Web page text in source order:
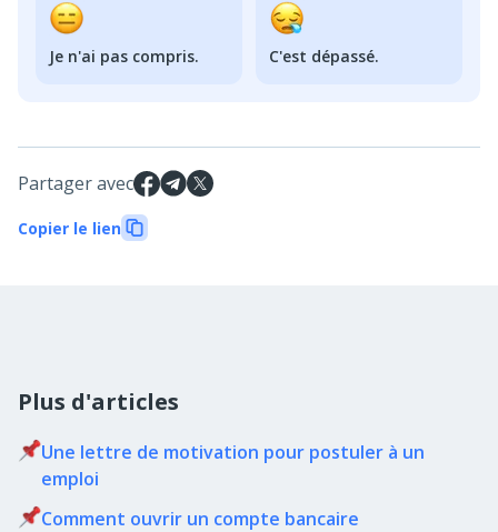
Je n'ai pas compris. C'est dépassé.
Partager avec
Copier le lien
Plus d'articles
Une lettre de motivation pour postuler à un
emploi
Comment ouvrir un compte bancaire